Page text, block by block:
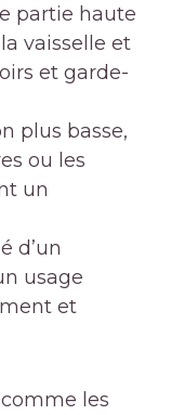
partie haute
vaisselle et
et garde-
plus basse,
ou les
un
d’un
usage
et
les